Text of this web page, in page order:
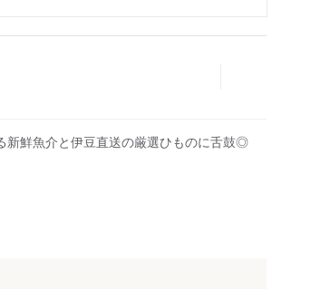
新鮮魚介と伊豆直送の厳選ひものに舌鼓◎